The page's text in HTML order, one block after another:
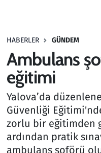
HABERLER GÜNDEM
Ambulans
eğitimi
Yalova’da
Güvenliği
zorlu bir eğitimden
ardından pratik
ambulans şoförü
Haber
Kültür Sanat
Kurumsal Haberler
Lezzet Durağı
Memur ve Kamu